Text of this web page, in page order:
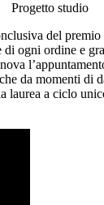
Progetto studio
del
ogni ordine e
da momenti
laurea a ciclo